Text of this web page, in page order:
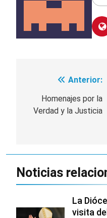
Navegación
entradas
Anterior:
Homenajes por la
Verdad y la Justicia
Noticias
La
visita